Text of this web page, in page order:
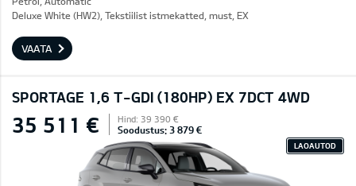
Deluxe White (HW2), Tekstiilist istmekatted, must, EX
VAATA
SPORTAGE 1,6 T-GDI (180HP) EX 7DCT 4WD
35 511 € Hind: 39 390 €
Soodustus: 3 879 €
LAOAUTOD